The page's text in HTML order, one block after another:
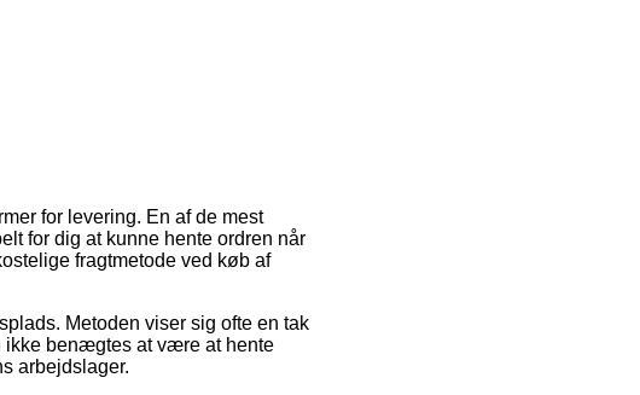
for levering. En af de mest
for dig at kunne hente ordren når
fragtmetode ved køb af
Metoden viser sig ofte en tak
ikke benægtes at være at hente
arbejdslager.